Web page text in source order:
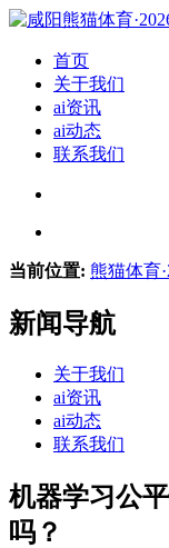
首页
关于我们
ai资讯
ai动态
联系我们
当前位置: 熊猫体育
新闻导航
关于我们
ai资讯
ai动态
联系我们
机器学习公
吗？